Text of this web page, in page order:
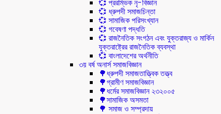
💞 প্ররম্ভিক নৃ-বিজ্ঞান
💞 ধ্রুপদী সমাজচিন্তা
💞 সামাজিক পরিসংখ্যান
💞 গবেষণা পদ্ধতি
💞 রাজনৈতিক সংগঠন এবং যুক্তরাজ্য ও মার্কিন
যুক্তরাষ্ট্রের রাজনৈতিক ব্যবস্থা
💞 বাংলাদেশের অর্থনীতি
৩য় বর্ষ অনার্স সমাজবিজ্ঞান
🌳ধ্রুপদী সমাজতাত্ত্বিক তত্ত্ব
🌳গ্রামীণ সমাজবিজ্ঞান
🌳ধর্মের সমাজবিজ্ঞান ২৩২০০৫
🌳সামাজিক অসমতা
🌳 সমাজ ও সম্প্রদায়